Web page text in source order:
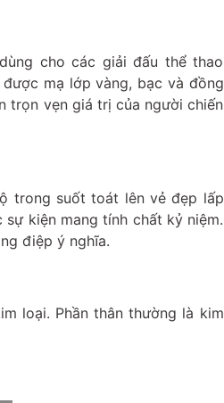
cho các giải đấu thể thao
mạ lớp vàng, bạc và đồng
trọn vẹn giá trị của người chiến
trong suốt toát lên vẻ đẹp lấp
kiện mang tính chất kỷ niệm.
điệp ý nghĩa.
loại. Phần thân thường là kim